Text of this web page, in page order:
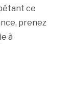
ce
prenez
à